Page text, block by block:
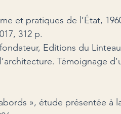
et pratiques de l’État,
312 p.
Editions du
Témoignage
», étude présentée à